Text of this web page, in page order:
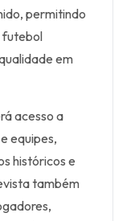
permitindo
futebol
em
acesso a
equipes,
históricos e
também